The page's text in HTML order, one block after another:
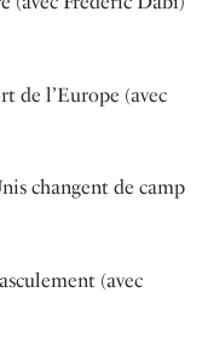
de l’Europe (avec
changent de camp
(avec